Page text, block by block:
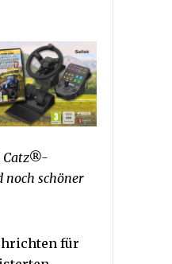
Catz®-
noch schöner
für